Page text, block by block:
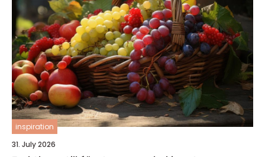
inspiration
31. July 2026